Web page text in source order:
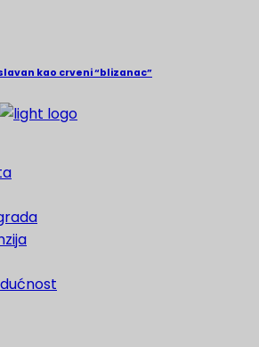
kao crveni “blizanac”